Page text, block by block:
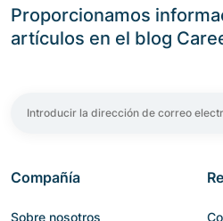
Proporcionamos
artículos en el blog
Compañía
Sobre nosotros